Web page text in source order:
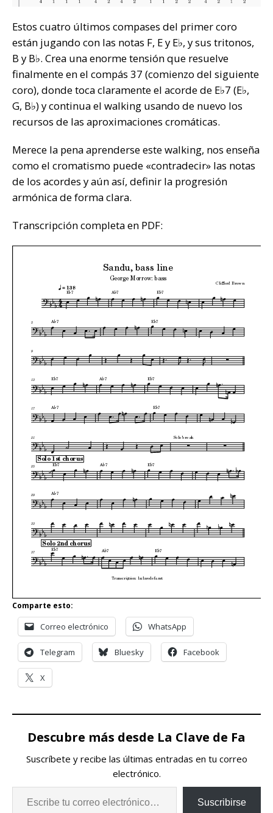
Estos cuatro últimos compases del primer coro
están jugando con las notas F, E y E♭, y sus tritonos,
B y B♭. Crea una enorme tensión que resuelve
finalmente en el compás 37 (comienzo del siguiente
coro), donde toca claramente el acorde de E♭7 (E♭,
G, B♭) y continua el walking usando de nuevo los
recursos de las aproximaciones cromáticas.
Merece la pena aprenderse este walking, nos enseña
como el cromatismo puede «contradecir» las notas
de los acordes y aún así, definir la progresión
armónica de forma clara.
Transcripción completa en PDF:
Comparte esto:
Correo electrónico WhatsApp
Telegram Bluesky Facebook
X
Descubre más desde La Clave de Fa
Suscríbete y recibe las últimas entradas en tu correo
electrónico.
Suscribirse